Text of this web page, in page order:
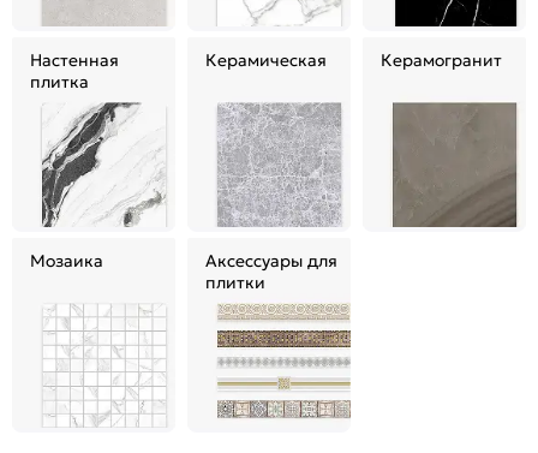
Настенная
плитка
Керамическая Керамогранит
Мозаика
Аксессуары для
плитки